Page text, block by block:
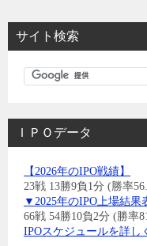
サイト検索
ＩＰＯデータ
【2026年のIPO戦績】
23戦 13勝9負1分 (勝率
▼2025年のIPO上場結果
66戦 54勝10負2分 (勝率
IPOスケジュールを詳し